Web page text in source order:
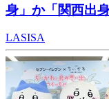
身」か「関西出
LASISA